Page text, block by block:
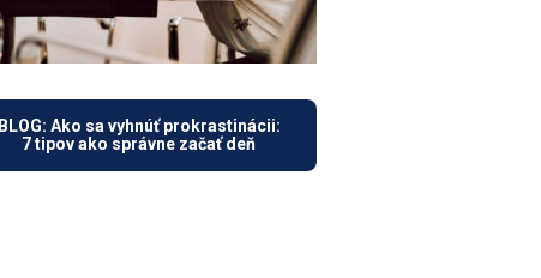
BLOG: Ako sa vyhnúť prokrastinácii:
7 tipov ako správne začať deň